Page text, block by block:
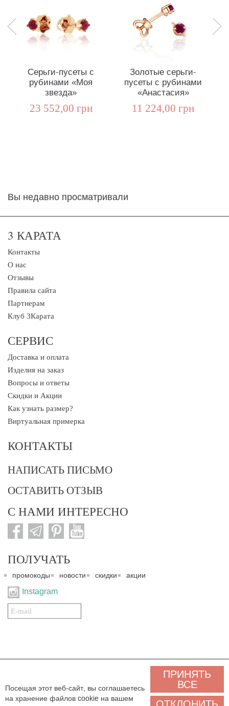
Серьги-пусеты с
рубинами «Моя
звезда»
23 552,00 грн
Золотые серьги-
пусеты с рубинами
«Анастасия»
11 224,00 грн
Вы недавно просматривали
3 КАРАТА
Контакты
О нас
Отзывы
Правила сайта
Партнерам
Клуб 3Карата
СЕРВИС
Доставка и оплата
Изделия на заказ
Вопросы и ответы
Скидки и Акции
Как узнать размер?
Виртуальная примерка
КОНТАКТЫ
НАПИСАТЬ ПИСЬМО
ОСТАВИТЬ ОТЗЫВ
С НАМИ ИНТЕРЕСНО
ПОЛУЧАТЬ
промокоды новости скидки акции
Instagram
Подписаться
на
собственностью "3 Карата ТМ" и охраняются Законом об авторском праве действующего
законодательства государства Украина. Этот сайт и его контент может использоваться
сторонними лицами и организациями только для некоммерческих целей. Любая загрузка,
копирование, печать, иное использование материалов данного сайта для некоммерческих целей
Посещая этот веб-сайт, вы соглашаетесь
на хранение файлов cookie на вашем
ПРИНЯТЬ
ВСЕ